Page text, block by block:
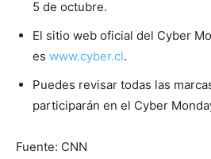
5 de octubre.
El sitio web oficial del Cyber
es www.cyber.cl.
Puedes revisar todas las
participarán en el Cyber
Fuente: CNN